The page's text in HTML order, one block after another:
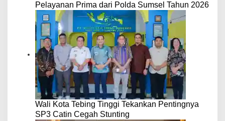
Pelayanan Prima dari Polda Sumsel Tahun 2026
Wali Kota Tebing Tinggi Tekankan Pentingnya
SP3 Catin Cegah Stunting